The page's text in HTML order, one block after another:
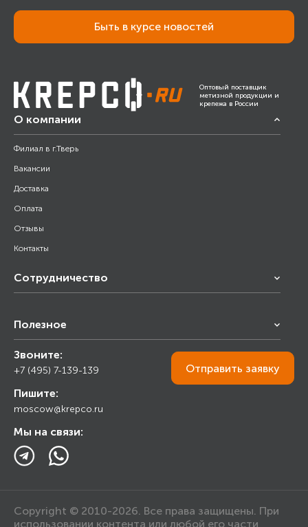
Быть в курсе новостей
Оптовый поставщик
метизной продукции и
крепежа в России
О компании
Филиал в г.Тверь
Вакансии
Доставка
Оплата
Отзывы
Контакты
Сотрудничество
Снабжение строительства
Торговым организациям
Полезное
Калькулятор
Прайс лист
Ответы на вопросы
Блог
Звоните:
+7 (495) 7-139-139
Пишите:
moscow@krepco.ru
Мы на связи:
Отправить заявку
Copyright © 2010-2026. Все права защищены. При
использовании контента или любой его части